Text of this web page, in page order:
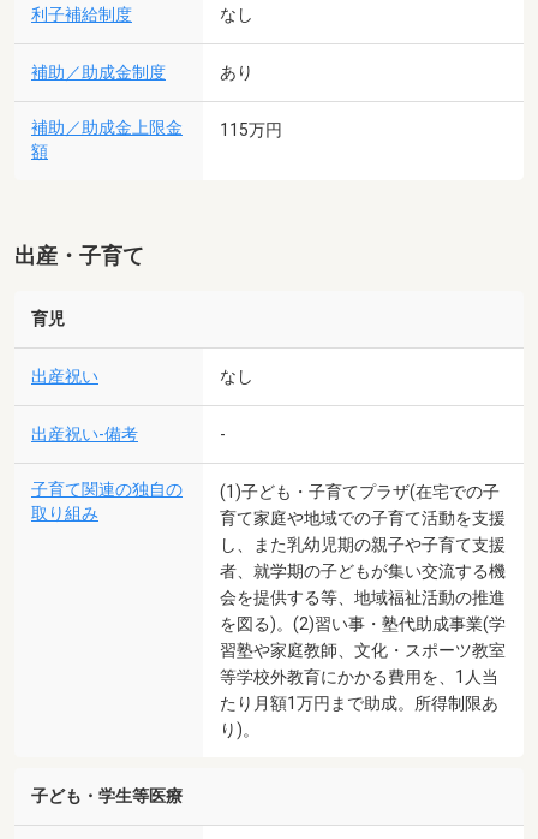
利子補給制度 なし
補助／助成金制度 あり
補助／助成金上限金
額
115万円
出産・子育て
育児
出産祝い なし
出産祝い-備考 -
子育て関連の独自の
取り組み
(1)子ども・子育てプラザ(在宅での子
育て家庭や地域での子育て活動を支援
し、また乳幼児期の親子や子育て支援
者、就学期の子どもが集い交流する機
会を提供する等、地域福祉活動の推進
を図る)。(2)習い事・塾代助成事業(学
習塾や家庭教師、文化・スポーツ教室
等学校外教育にかかる費用を、1人当
たり月額1万円まで助成。所得制限あ
り)。
子ども・学生等医療